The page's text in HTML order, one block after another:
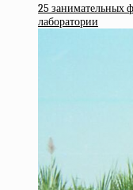
25 занимательных
лаборатории